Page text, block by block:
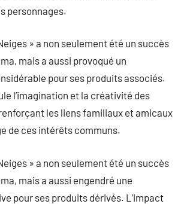
personnages.
» a non seulement été un succès
mais a aussi provoqué un
pour ses produits associés.
l’imagination et la créativité des
les liens familiaux et amicaux
de ces intérêts communs.
» a non seulement été un succès
mais a aussi engendré une
pour ses produits dérivés. L’impact